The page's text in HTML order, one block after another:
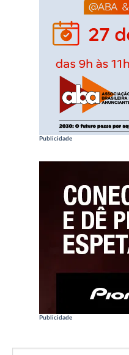
Publicidade
Publicidade